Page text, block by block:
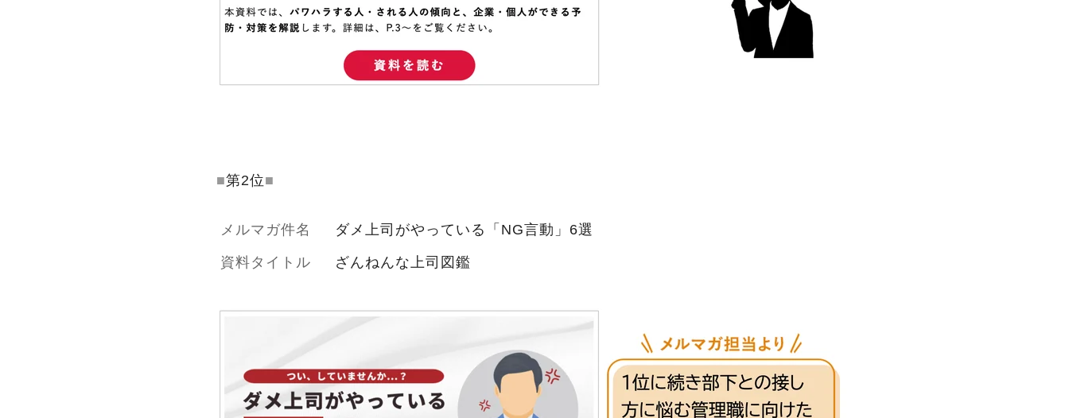
■第2位■
メルマガ件名 ダメ上司がやっている「NG言動」6選
資料タイトル ざんねんな上司図鑑